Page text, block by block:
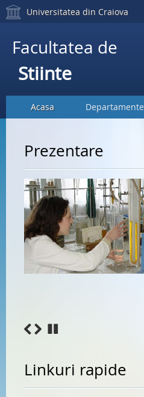
Universitatea din Craiova
Facultatea de
Stiinte
Acasa Departamente
Prezentare
Linkuri rapide